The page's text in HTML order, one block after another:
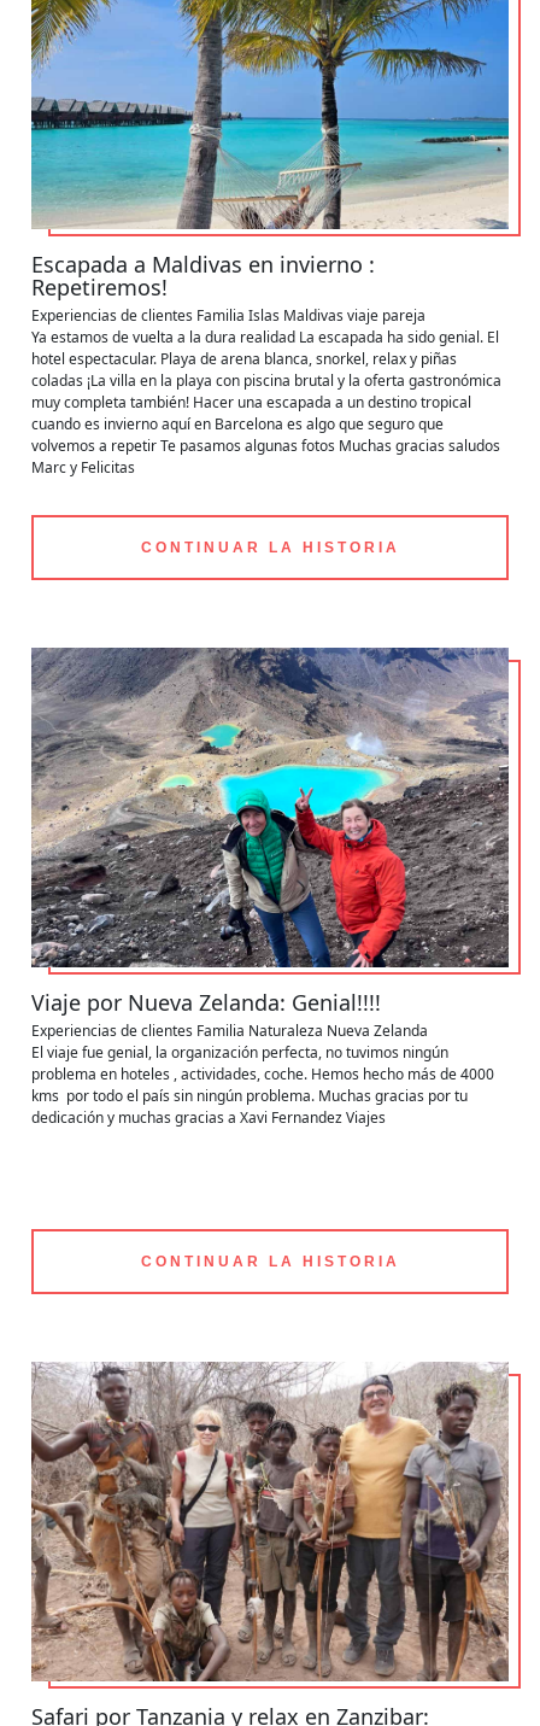
Escapada a Maldivas en invierno :
Repetiremos!
Experiencias de clientes Familia Islas Maldivas viaje pareja
Ya estamos de vuelta a la dura realidad La escapada ha sido genial. El
hotel espectacular. Playa de arena blanca, snorkel, relax y piñas
coladas ¡La villa en la playa con piscina brutal y la oferta gastronómica
muy completa también! Hacer una escapada a un destino tropical
cuando es invierno aquí en Barcelona es algo que seguro que
volvemos a repetir Te pasamos algunas fotos Muchas gracias saludos
Marc y Felicitas
CONTINUAR LA HISTORIA
Viaje por Nueva Zelanda: Genial!!!!
Experiencias de clientes Familia Naturaleza Nueva Zelanda
El viaje fue genial, la organización perfecta, no tuvimos ningún
problema en hoteles , actividades, coche. Hemos hecho más de 4000
kms por todo el país sin ningún problema. Muchas gracias por tu
dedicación y muchas gracias a Xavi Fernandez Viajes
CONTINUAR LA HISTORIA
Safari por Tanzania y relax en Zanzibar: